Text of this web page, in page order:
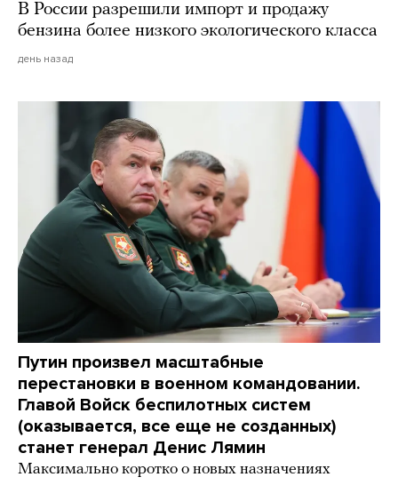
В России разрешили импорт и продажу
бензина более низкого экологического класса
день назад
Путин произвел масштабные
перестановки в военном командовании.
Главой Войск беспилотных систем
(оказывается, все еще не созданных)
станет генерал Денис Лямин
Максимально коротко о новых назначениях